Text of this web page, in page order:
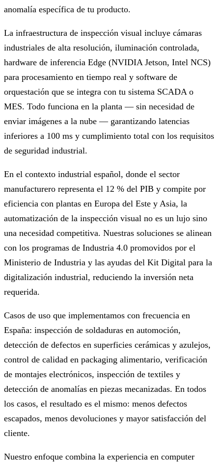
anomalía específica de tu producto.
La infraestructura de inspección visual incluye cámaras
industriales de alta resolución, iluminación controlada,
hardware de inferencia Edge (NVIDIA Jetson, Intel NCS)
para procesamiento en tiempo real y software de
orquestación que se integra con tu sistema SCADA o
MES. Todo funciona en la planta — sin necesidad de
enviar imágenes a la nube — garantizando latencias
inferiores a 100 ms y cumplimiento total con los requisitos
de seguridad industrial.
En el contexto industrial español, donde el sector
manufacturero representa el 12 % del PIB y compite por
eficiencia con plantas en Europa del Este y Asia, la
automatización de la inspección visual no es un lujo sino
una necesidad competitiva. Nuestras soluciones se alinean
con los programas de Industria 4.0 promovidos por el
Ministerio de Industria y las ayudas del Kit Digital para la
digitalización industrial, reduciendo la inversión neta
requerida.
Casos de uso que implementamos con frecuencia en
España: inspección de soldaduras en automoción,
detección de defectos en superficies cerámicas y azulejos,
control de calidad en packaging alimentario, verificación
de montajes electrónicos, inspección de textiles y
detección de anomalías en piezas mecanizadas. En todos
los casos, el resultado es el mismo: menos defectos
escapados, menos devoluciones y mayor satisfacción del
cliente.
Nuestro enfoque combina la experiencia en computer